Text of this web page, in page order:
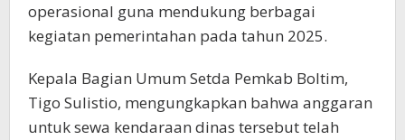
operasional guna mendukung berbagai
kegiatan pemerintahan pada tahun 2025.
Kepala Bagian Umum Setda Pemkab Boltim,
Tigo Sulistio, mengungkapkan bahwa anggaran
untuk sewa kendaraan dinas tersebut telah